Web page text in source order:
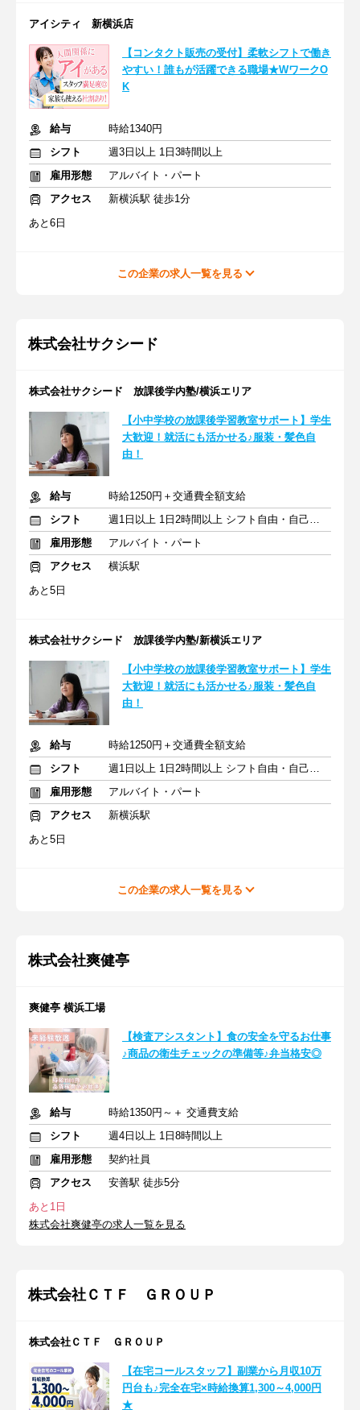
アイシティ 新横浜店
【コンタクト販売の受付】柔軟シフトで働き
やすい！誰もが活躍できる職場★WワークO
K
給与
時給1340円
シフト
週3日以上 1日3時間以上
雇用形態
アルバイト・パート
アクセス
新横浜駅 徒歩1分
あと6日
この企業の求人一覧を見る
株式会社サクシード
株式会社サクシード 放課後学内塾/横浜エリア
【小中学校の放課後学習教室サポート】学生
大歓迎！就活にも活かせる♪服装・髪色自
由！
給与
時給1250円＋交通費全額支給
シフト
週1日以上 1日2時間以上 シフト自由・自己申告
雇用形態
アルバイト・パート
アクセス
横浜駅
あと5日
株式会社サクシード 放課後学内塾/新横浜エリア
【小中学校の放課後学習教室サポート】学生
大歓迎！就活にも活かせる♪服装・髪色自
由！
給与
時給1250円＋交通費全額支給
シフト
週1日以上 1日2時間以上 シフト自由・自己申告
雇用形態
アルバイト・パート
アクセス
新横浜駅
あと5日
この企業の求人一覧を見る
株式会社爽健亭
爽健亭 横浜工場
【検査アシスタント】食の安全を守るお仕事
♪商品の衛生チェックの準備等♪弁当格安◎
給与
時給1350円～＋ 交通費支給
シフト
週4日以上 1日8時間以上
雇用形態
契約社員
アクセス
安善駅 徒歩5分
あと1日
株式会社爽健亭の求人一覧を見る
株式会社ＣＴＦ ＧＲＯＵＰ
株式会社ＣＴＦ ＧＲＯＵＰ
【在宅コールスタッフ】副業から月収10万
円台も♪完全在宅×時給換算1,300～4,000円
★